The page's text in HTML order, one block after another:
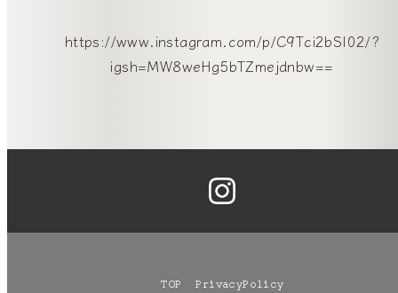
https://www.instagram.com/p/C9Tci2bSI02/?
igsh=MW8weHg5bTZmejdnbw==
TOP PrivacyPolicy